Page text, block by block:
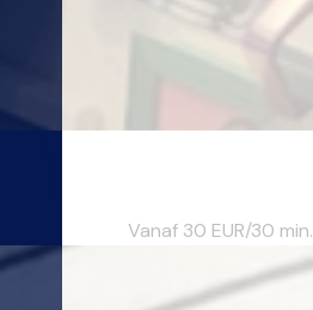
Vanaf 30 EUR/30 min.